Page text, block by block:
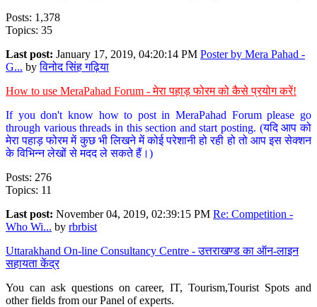
Posts: 1,378
Topics: 35
Last post: January 17, 2019, 04:20:14 PM Poster by Mera Pahad -
G... byविनोद सिंह गढ़िया
How to use MeraPahad Forum - मेरा पहाड़ फोरम को कैसे प्रयोग करें!
If you don't know how to post in MeraPahad Forum please go
through various threads in this section and start posting. (यदि आप को
मेरा पहाड़ फोरम में कुछ भी लिखने में कोई परेशानी हो रही हो तो आप इस सेक्शन
के विभिन्न लेखों से मदद ले सकते हैं।)
Posts: 276
Topics: 11
Last post: November 04, 2019, 02:39:15 PM Re: Competition -
Who Wi... by rbrbist
Uttarakhand On-line Consultancy Centre - उत्तराखण्ड का ऑन-लाइन
सहायता केंद्र
You can ask questions on career, IT, Tourism,Tourist Spots and
other fields from our Panel of experts.